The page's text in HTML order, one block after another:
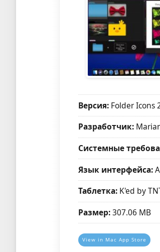
Версия: Folder Icons
Разработчик:
Системные
Язык интерфейса:
Таблетка: K'ed by
Размер:307.06 MB
View in Mac App Store